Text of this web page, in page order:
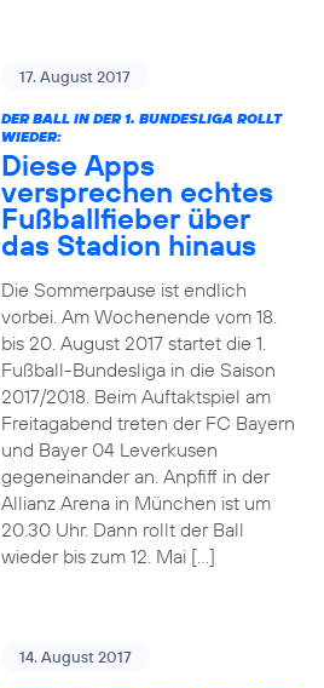
17. August 2017
DER BALL IN DER 1. BUNDESLIGA ROLLT
WIEDER:
Diese Apps
versprechen echtes
Fußballfieber über
das Stadion hinaus
Die Sommerpause ist endlich
vorbei. Am Wochenende vom 18.
bis 20. August 2017 startet die 1.
Fußball-Bundesliga in die Saison
2017/2018. Beim Auftaktspiel am
Freitagabend treten der FC Bayern
und Bayer 04 Leverkusen
gegeneinander an. Anpfiff in der
Allianz Arena in München ist um
20.30 Uhr. Dann rollt der Ball
wieder bis zum 12. Mai […]
14. August 2017